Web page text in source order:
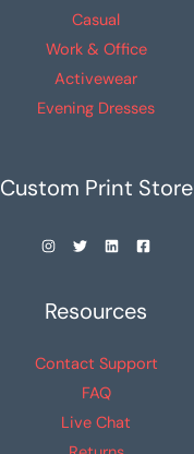
Casual
Work & Office
Activewear
Evening Dresses
Custom Print Store
Resources
Contact Support
FAQ
Live Chat